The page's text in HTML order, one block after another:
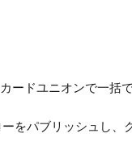
ードユニオンで​一括
をパブリッシュし、